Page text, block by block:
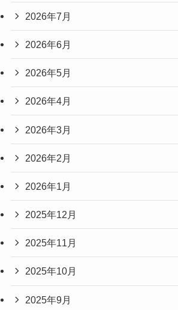
2026年7月
2026年6月
2026年5月
2026年4月
2026年3月
2026年2月
2026年1月
2025年12月
2025年11月
2025年10月
2025年9月